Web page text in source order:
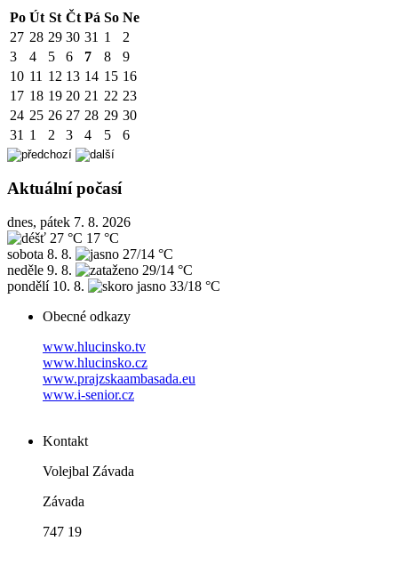
Po Út St Čt Pá So Ne
27 28 29 30 31 1
2
3
4 5 6 7 8
9
10 11 12 13 14 15 16
17 18 19 20 21 22 23
24 25 26 27 28 29 30
31 1 2 3 4 5 6
Aktuální počasí
dnes, pátek 7. 8. 2026
27 °C 17 °C
sobota 8. 8.
27/14 °C
neděle 9. 8.
29/14 °C
pondělí 10. 8.
33/18 °C
Obecné odkazy
www.hlucinsko.tv
www.hlucinsko.cz
www.prajzskaambasada.eu
www.i-senior.cz
Kontakt
Volejbal Závada
Závada
747 19